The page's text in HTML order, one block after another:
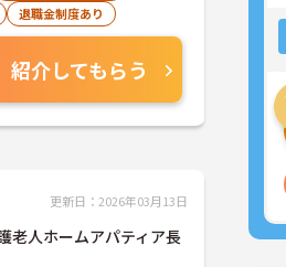
退職金制度あり
紹介してもらう
更新日：2026年03月13日
老人ホームアパティア長